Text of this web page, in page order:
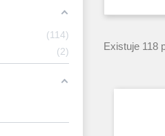
114
2 Existuje 118